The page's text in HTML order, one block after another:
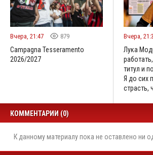
Вчера, 21:47 879
Campagna Tesseramento
2026/2027
Вчера,
Лука
титул и
Я до сих
страсть,
КОММЕНТАРИИ (0)
К данному материалу пока не оставлено ни